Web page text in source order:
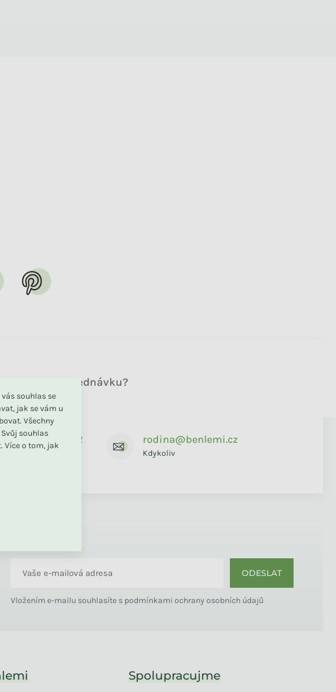
souhlas se
jak se vám u
Všechny
souhlas
Více o tom, jak
svou objednávku?
+420 734 122 672
Pro reklamaci
rodina@benlemi.cz
Kdykoliv
ODESLAT
Vložením e-mailu souhlasíte s podmínkami ochrany osobních údajů
Spolupracujme